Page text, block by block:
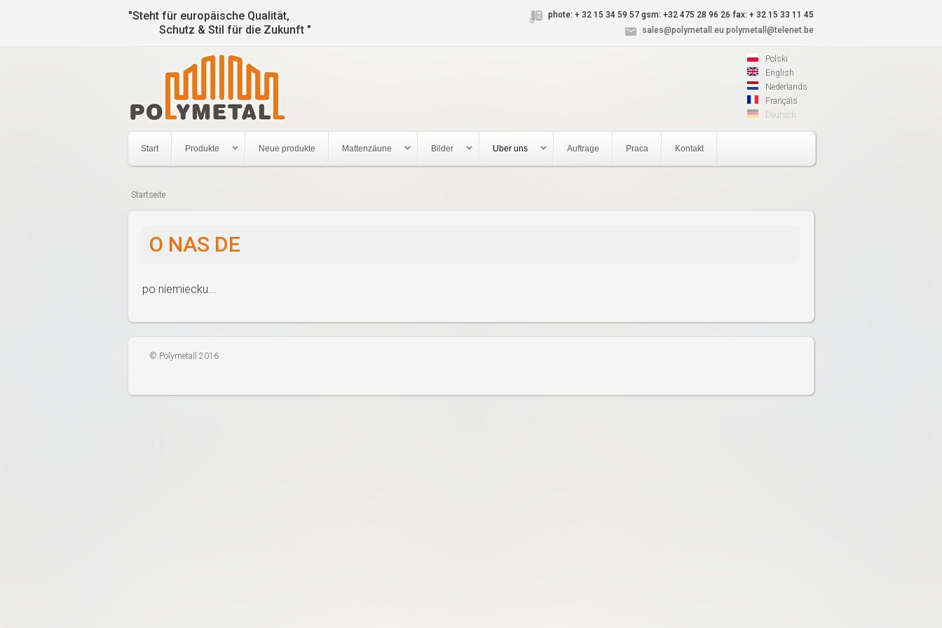
"Steht für europäische Qualität,
Schutz & Stil für die Zukunft "
phote: + 32 15 34 59 57 gsm: +32 475 28 96 26 fax: + 32 15 33 11 45
sales@polymetall.eu polymetall@telenet.be
Polski
English
Nederlands
Français
Deutsch
Start Produkte Neue produkte Mattenzäune Bilder Uber uns Auftrage Praca Kontakt
sind
Startseite
O NAS DE
po niemiecku...
© Polymetall 2016